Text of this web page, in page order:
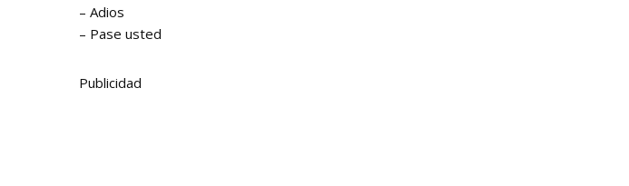
– Adios
– Pase usted
Publicidad